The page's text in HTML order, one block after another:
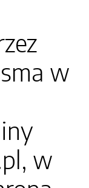
w
w